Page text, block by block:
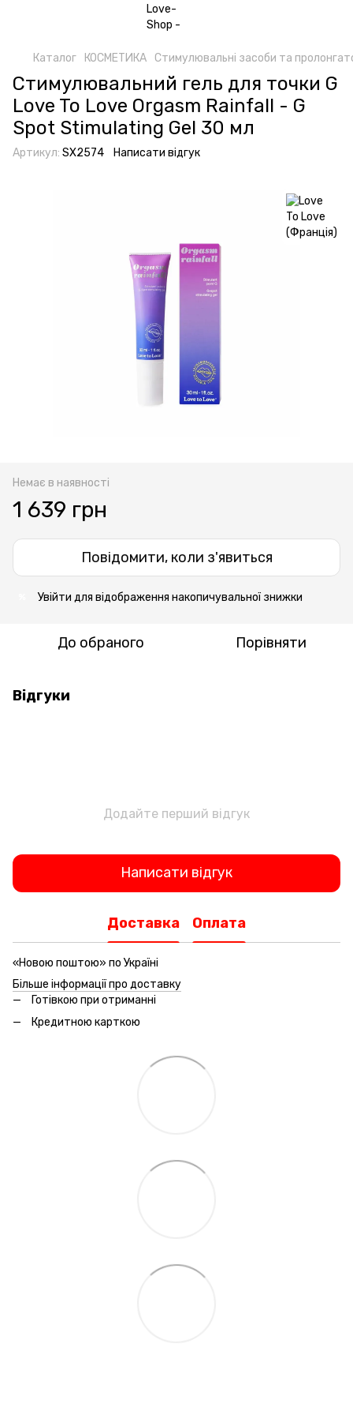
Каталог КОСМЕТИКА Стимулювальні засоби та
Стимулювальний гель для точки G
Love To Love Orgasm Rainfall - G
Spot Stimulating Gel 30 мл
Артикул: SX2574 Написати відгук
Немає в наявності
1 639 грн
Повідомити, коли з'явиться
Увійти для відображення накопичувальної знижки
До обраного Порівняти
Відгуки
Додайте перший відгук
Написати відгук
Доставка Оплата
«Новою поштою» по Україні
Більше інформації про доставку
Готівкою при отриманні
Кредитною карткою